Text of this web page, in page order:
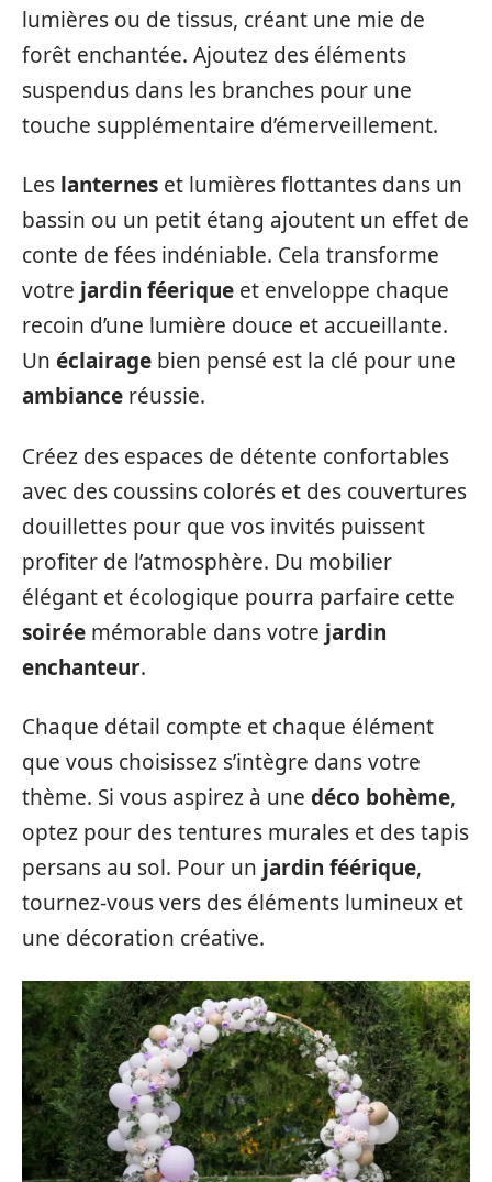
lumières ou de tissus, créant une mie de
forêt enchantée. Ajoutez des éléments
suspendus dans les branches pour une
touche supplémentaire d’émerveillement.
Les lanternes et lumières flottantes dans un
bassin ou un petit étang ajoutent un effet de
conte de fées indéniable. Cela transforme
votre jardin féerique et enveloppe chaque
recoin d’une lumière douce et accueillante.
Un éclairage bien pensé est la clé pour une
ambiance réussie.
Créez des espaces de détente confortables
avec des coussins colorés et des couvertures
douillettes pour que vos invités puissent
profiter de l’atmosphère. Du mobilier
élégant et écologique pourra parfaire cette
soirée mémorable dans votre jardin
enchanteur.
Chaque détail compte et chaque élément
que vous choisissez s’intègre dans votre
thème. Si vous aspirez à une déco bohème,
optez pour des tentures murales et des tapis
persans au sol. Pour un jardin féérique,
tournez-vous vers des éléments lumineux et
une décoration créative.